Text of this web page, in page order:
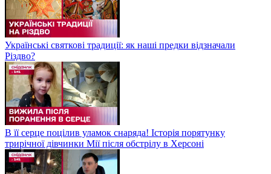
Українські святкові традиції: як наші предки відзначали
Різдво?
В її серце поцілив уламок снаряда! Історія порятунку
трирічної дівчинки Мії після обстрілу в Херсоні